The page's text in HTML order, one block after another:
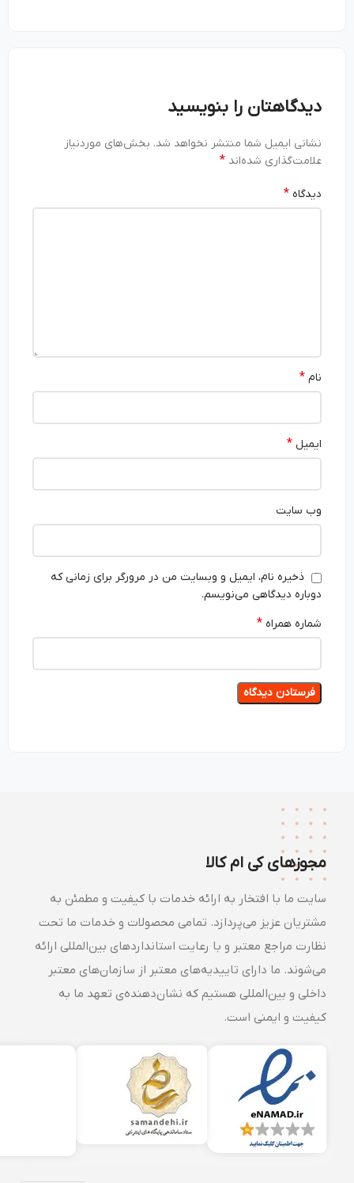
دیدگاهتان را بنویسید
نشانی ایمیل شما منتشر نخواهد شد. بخش‌های موردنیاز
علامت‌گذاری شده‌اند*
دیدگاه*
ایمیل*
وب‌ سایت
ذخیره نام، ایمیل و وبسایت من در مرورگر برای زمانی که
دوباره دیدگاهی می‌نویسم.
شماره همراه*
مجوزهای کی ام کالا
سایت ما با افتخار به ارائه خدمات با کیفیت و مطمئن به
مشتریان عزیز می‌پردازد. تمامی محصولات و خدمات ما تحت
نظارت مراجع معتبر و با رعایت استانداردهای بین‌المللی ارائه
می‌شوند. ما دارای تاییدیه‌های معتبر از سازمان‌های معتبر
داخلی و بین‌المللی هستیم که نشان‌دهنده‌ی تعهد ما به
کیفیت و ایمنی است.